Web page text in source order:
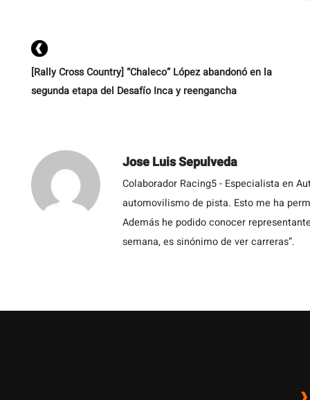
[Rally Cross Country] “Chaleco” López abandonó en la
segunda etapa del Desafío Inca y reengancha
Jose Luis Sepulveda
Colaborador Racing5 - Especialista en
automovilismo de pista. Esto me ha
Además he podido conocer
semana, es sinónimo de ver carreras”.